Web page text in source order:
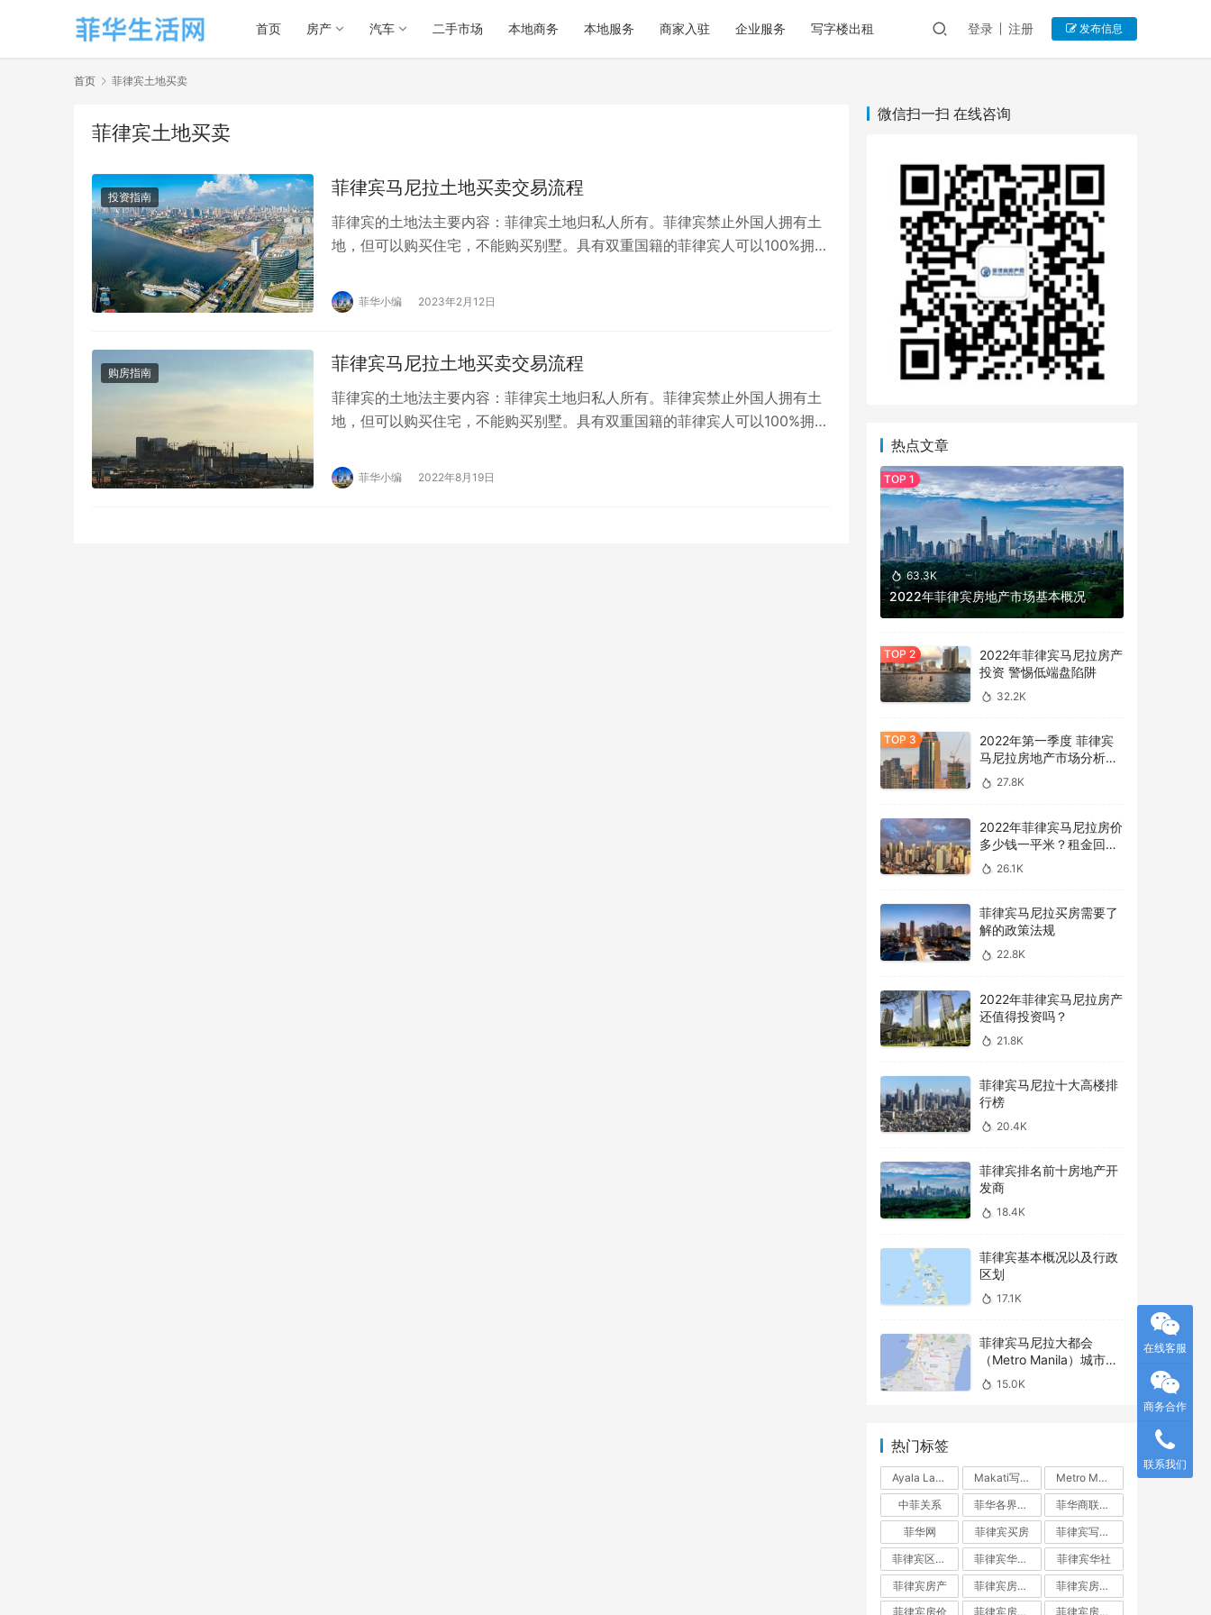
首页 房产 汽车 二手市场 本地商务 本地服务 商家入驻 企业服务 写字楼出租 登录 注册 发布信息
首页 菲律宾土地买卖
菲律宾土地买卖
投资指南 菲律宾马尼拉土地买卖交易流程
菲律宾的土地法主要内容：菲律宾土地归私人所有。菲律宾禁止外国人拥有土
地，但可以购买住宅，不能购买别墅。具有双重国籍的菲律宾人可以100%拥有
菲华小编 2023年2月12日
购房指南 菲律宾马尼拉土地买卖交易流程
菲律宾的土地法主要内容：菲律宾土地归私人所有。菲律宾禁止外国人拥有土
地，但可以购买住宅，不能购买别墅。具有双重国籍的菲律宾人可以100%拥有
菲华小编 2022年8月19日
微信扫一扫 在线咨询
热点文章
63.3K
2022年菲律宾房地产市场基本概况
2022年菲律宾马尼拉房产
投资 警惕低端盘陷阱
32.2K
2022年第一季度 菲律宾
马尼拉房地产市场分析报
告
27.8K
2022年菲律宾马尼拉房价
多少钱一平米？租金回报
率怎么样？
26.1K
菲律宾马尼拉买房需要了
解的政策法规
22.8K
2022年菲律宾马尼拉房产
还值得投资吗？
21.8K
菲律宾马尼拉十大高楼排
行榜
20.4K
菲律宾排名前十房地产开
发商
18.4K
菲律宾基本概况以及行政
区划
17.1K
菲律宾马尼拉大都会
（Metro Manila）城市介
绍之 – Parañaque
15.0K
热门标签
Ayala Land Makati写字楼
Metro Manila
中菲关系
菲华各界联合会
菲华商联总会
菲华网
菲律宾买房
菲律宾写字楼
菲律宾区域指南
菲律宾华人网
菲律宾华社
菲律宾房产
菲律宾房产投资
菲律宾房产投资指南
菲律宾房价
菲律宾房地产 菲律宾房地产开发商
在线客服
商务合作
联系我们